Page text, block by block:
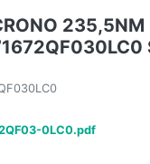
0LC0.pdf